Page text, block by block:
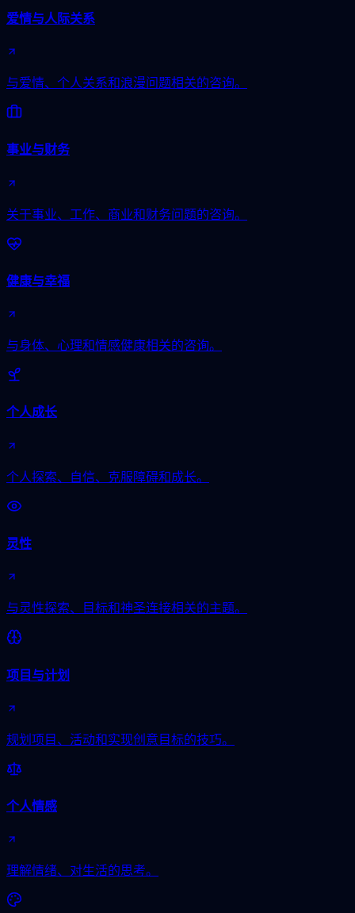
爱情与人际关系
与爱情、个人关系和浪漫问题相关的咨询。
事业与财务
关于事业、工作、商业和财务问题的咨询。
健康与幸福
与身体、心理和情感健康相关的咨询。
个人成长
个人探索、自信、克服障碍和成长。
灵性
与灵性探索、目标和神圣连接相关的主题。
项目与计划
规划项目、活动和实现创意目标的技巧。
个人情感
理解情绪、对生活的思考。